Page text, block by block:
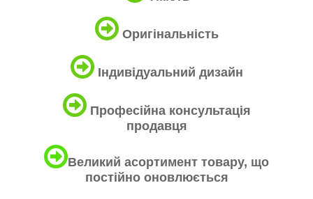
Оригінальність
Індивідуальний дизайн
Професійна консультація
продавця
Великий асортимент товару, що
постійно оновлюється